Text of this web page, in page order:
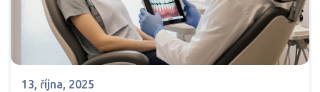
13, října, 2025